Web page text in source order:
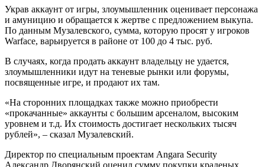
Украв аккаунт от игры, злоумышленник оценивает персонажа
и амуницию и обращается к жертве с предложением выкупа.
По данным Музалевского, сумма, которую просят у игроков
Warface, варьируется в районе от 100 до 4 тыс. руб.
В случаях, когда продать аккаунт владельцу не удается,
злоумышленники идут на теневые рынки или форумы,
посвященные игре, и продают их там.
«На сторонних площадках также можно приобрести
«прокачанные» аккаунты с большим арсеналом, высоким
уровнем и т.д. Их стоимость достигает нескольких тысяч
рублей», – сказал Музалевский.
Директор по специальным проектам Angara Security